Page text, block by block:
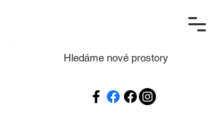
Hledáme nové prostory